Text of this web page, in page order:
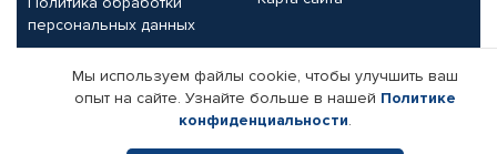
персональных данных
Партнерам
Корпоративным клиентам
Поставщикам
Реквизиты компании
Мы используем файлы cookie, чтобы улучшить ваш
опыт на сайте. Узнайте больше в нашей Политике
конфиденциальности.